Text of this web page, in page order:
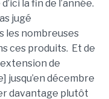
la fin de l’année.
jugé
les nombreuses
ces produits. Et de
de
jusqu’en décembre
davantage plutôt